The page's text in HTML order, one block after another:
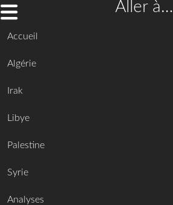
Aller à…
Accueil
Algérie
Irak
Libye
Palestine
Syrie
Analyses